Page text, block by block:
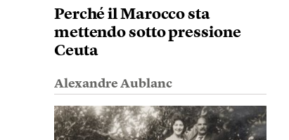
Perché il Marocco sta
mettendo sotto pressione
Ceuta
Alexandre Aublanc